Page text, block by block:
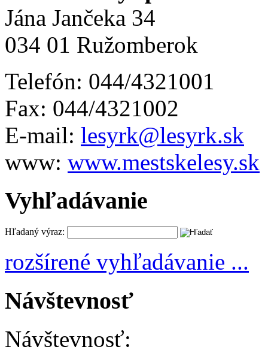
Jána Jančeka 34
034 01 Ružomberok
Telefón: 044/4321001
Fax: 044/4321002
E-mail: lesyrk@lesyrk.sk
www: www.mestskelesy.sk
Vyhľadávanie
Hľadaný výraz:
rozšírené vyhľadávanie ...
Návštevnosť
Návštevnosť: